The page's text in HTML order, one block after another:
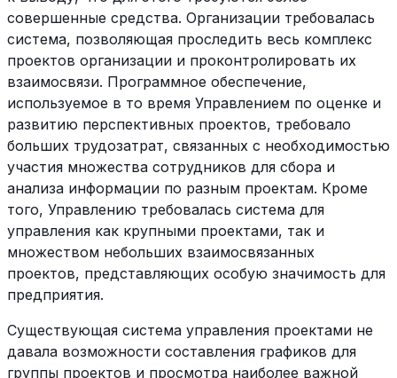
совершенные средства. Организации требовалась
система, позволяющая проследить весь комплекс
проектов организации и проконтролировать их
взаимосвязи. Программное обеспечение,
используемое в то время Управлением по оценке и
развитию перспективных проектов, требовало
больших трудозатрат, связанных с необходимостью
участия множества сотрудников для сбора и
анализа информации по разным проектам. Кроме
того, Управлению требовалась система для
управления как крупными проектами, так и
множеством небольших взаимосвязанных
проектов, представляющих особую значимость для
предприятия.
Существующая система управления проектами не
давала возможности составления графиков для
группы проектов и просмотра наиболее важной